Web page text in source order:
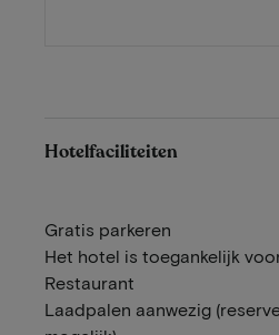
Hotelfaciliteiten
Gratis parkeren
Het hotel is toegankelijk
Restaurant
Laadpalen aanwezig